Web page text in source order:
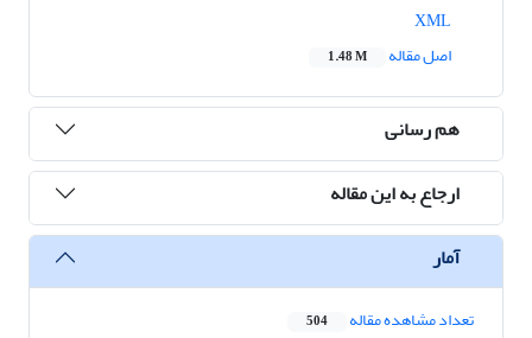
اصل مقاله
1.48 M
هم رسانی
ارجاع به این مقاله
آمار
تعداد مشاهده مقاله 504